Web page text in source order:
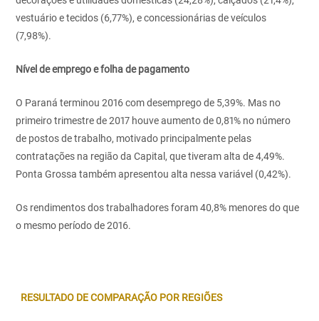
vestuário e tecidos (6,77%), e concessionárias de veículos
(7,98%).
Nível de emprego e folha de pagamento
O Paraná terminou 2016 com desemprego de 5,39%. Mas no
primeiro trimestre de 2017 houve aumento de 0,81% no número
de postos de trabalho, motivado principalmente pelas
contratações na região da Capital, que tiveram alta de 4,49%.
Ponta Grossa também apresentou alta nessa variável (0,42%).
Os rendimentos dos trabalhadores foram 40,8% menores do que
o mesmo período de 2016.
RESULTADO DE COMPARAÇÃO POR REGIÕES